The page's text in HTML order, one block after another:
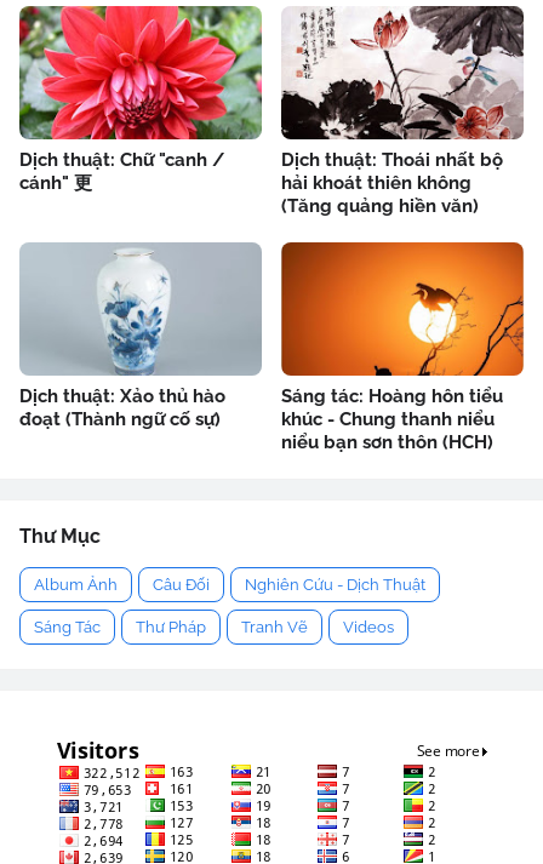
Dịch thuật: Chữ "canh /
cánh" 更
Dịch thuật: Thoái nhất bộ
hải khoát thiên không
(Tăng quảng hiền văn)
Dịch thuật: Xảo thủ hào
đoạt (Thành ngữ cố sự)
Sáng tác: Hoàng hôn tiểu
khúc - Chung thanh niểu
niểu bạn sơn thôn (HCH)
Thư Mục
Album Ảnh Câu Đối Nghiên Cứu - Dịch Thuật
Sáng Tác Thư Pháp Tranh Vẽ Videos